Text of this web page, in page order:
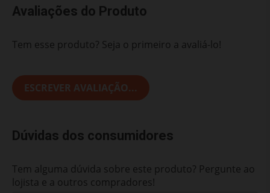
Avaliações do Produto
Tem esse produto? Seja o primeiro a avaliá-lo!
ESCREVER AVALIAÇÃO...
Dúvidas dos consumidores
Tem alguma dúvida sobre este produto? Pergunte ao
lojista e a outros compradores!